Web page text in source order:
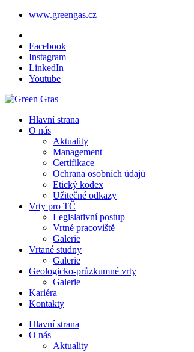
www.greengas.cz
Facebook
Instagram
LinkedIn
Youtube
Hlavní strana
O nás
Aktuality
Management
Certifikace
Ochrana osobních údajů
Etický kodex
Užitečné odkazy
Vrty pro TČ
Legislativní postup
Vrtné pracoviště
Galerie
Vrtané studny
Galerie
Geologicko-průzkumné vrty
Galerie
Kariéra
Kontakty
Hlavní strana
O nás
Aktuality